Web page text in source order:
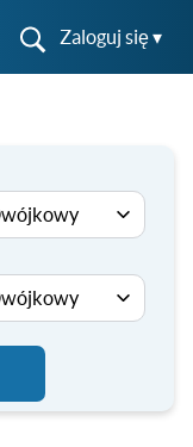
Zaloguj się ▾